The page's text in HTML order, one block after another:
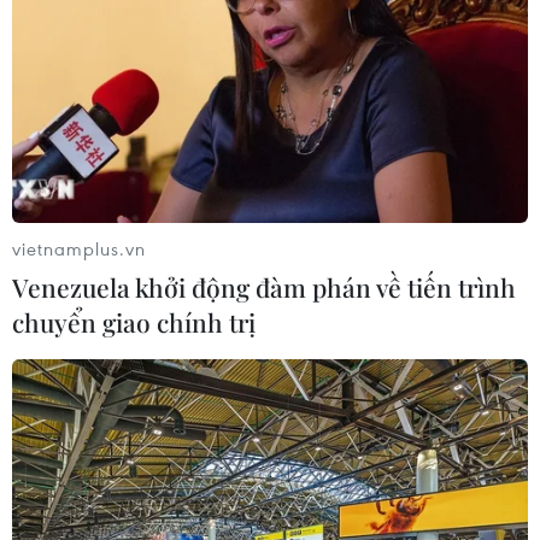
tế thành viên giải quyết các thách thức.
vietnamplus.vn
Venezuela khởi động đàm phán về tiến trình
chuyển giao chính trị